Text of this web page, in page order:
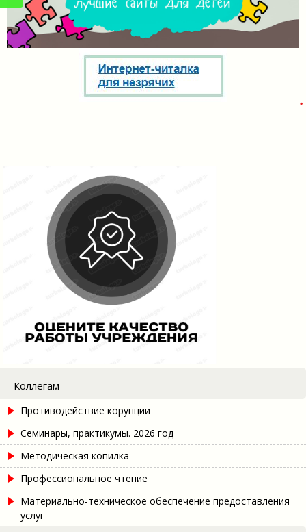
Коллегам
Противодействие корупции
Семинары, практикумы. 2026 год
Методическая копилка
Профессиональное чтение
Материально-техническое обеспечение предоставления
услуг